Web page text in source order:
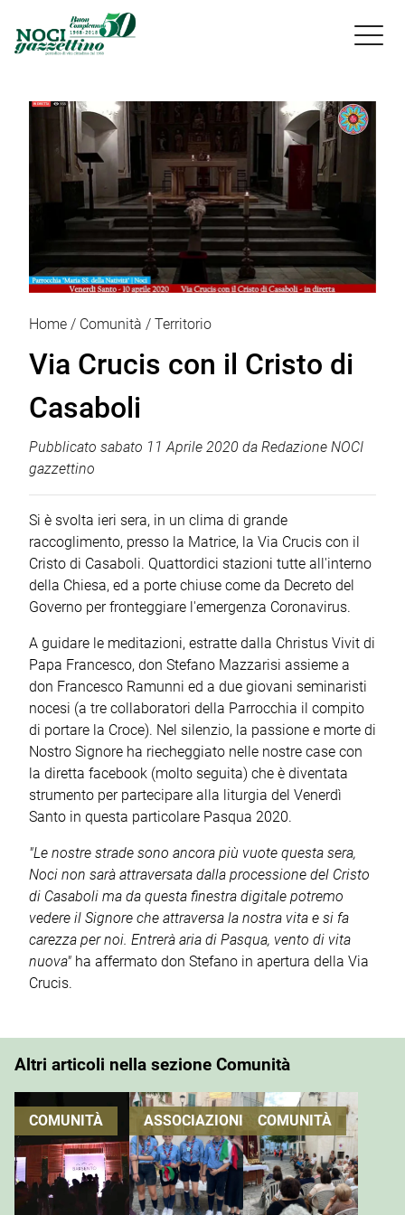

Home Comunità Territorio
Via Crucis con il Cristo di
Casaboli
Pubblicato sabato 11 Aprile 2020 da Redazione NOCI
gazzettino
Si è svolta ieri sera, in un clima di grande
raccoglimento, presso la Matrice, la Via Crucis con il
Cristo di Casaboli. Quattordici stazioni tutte all'interno
della Chiesa, ed a porte chiuse come da Decreto del
Governo per fronteggiare l'emergenza Coronavirus.
A guidare le meditazioni, estratte dalla Christus Vivit di
Papa Francesco, don Stefano Mazzarisi assieme a
don Francesco Ramunni ed a due giovani seminaristi
nocesi (a tre collaboratori della Parrocchia il compito
di portare la Croce). Nel silenzio, la passione e morte di
Nostro Signore ha riecheggiato nelle nostre case con
la diretta facebook (molto seguita) che è diventata
strumento per partecipare alla liturgia del Venerdì
Santo in questa particolare Pasqua 2020.
"Le nostre strade sono ancora più vuote questa sera,
Noci non sarà attraversata dalla processione del Cristo
di Casaboli ma da questa finestra digitale potremo
vedere il Signore che attraversa la nostra vita e si fa
carezza per noi. Entrerà aria di Pasqua, vento di vita
nuova" ha affermato don Stefano in apertura della Via
Crucis.
Altri articoli nella sezione Comunità
COMUNITÀ ASSOCIAZIONI COMUNITÀ